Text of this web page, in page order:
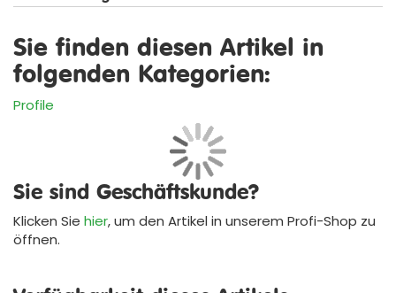
Sie sind Geschäftskunde?
Klicken Sie hier, um den Artikel in unserem Profi-Shop zu
öffnen.
Sie finden diesen Artikel in
folgenden Kategorien:
Profile